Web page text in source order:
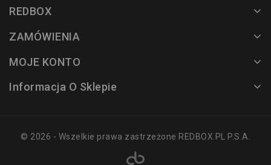
REDBOX
ZAMÓWIENIA
MOJE KONTO
Informacja O Sklepie
© 2026 - Wszelkie prawa zastrzeżone REDBOX.PL P.S.A.